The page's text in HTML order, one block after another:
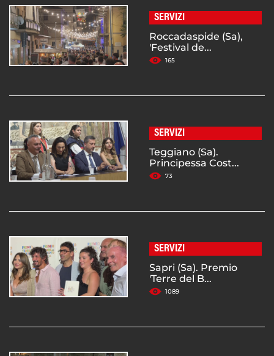
SERVIZI
Roccadaspide (Sa),
'Festival de...
165
SERVIZI
Teggiano (Sa).
Principessa Cost...
73
SERVIZI
Sapri (Sa). Premio
'Terre del B...
1089